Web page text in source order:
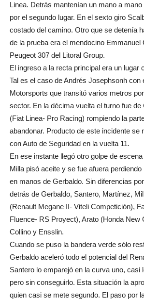
Linea. Detrás mantenían un mano a
por el segundo lugar. En el sexto giro
costado del camino. Otro que se detenía
de la prueba era el mendocino Emmanuel
Peugeot 307 del Litoral Group.
El ingreso a la recta principal era un lugar
Tal es el caso de Andrés Josephsonh con
Motorsports que transitó varios metros
sector. En la décima vuelta el turno fue
(Fiat Linea- Pro Racing) rompiendo la
abandonar. Producto de este incidente se
con Auto de Seguridad en la vuelta 11.
En ese instante llegó otro golpe de
Milla pisó aceite y se fue afuera
en manos de Gerbaldo. Sin diferencias
detrás de Gerbaldo, Santero, Martínez,
(Renault Megane II- Viteli Competición),
Fluence- RS Proyect), Arato (Honda New
Collino y Ensslin.
Cuando se puso la bandera verde sólo
Gerbaldo aceleró todo el potencial del
Santero lo emparejó en la curva uno, casi
pero sin conseguirlo. Esta situación la
quien casi se mete segundo. El paso por